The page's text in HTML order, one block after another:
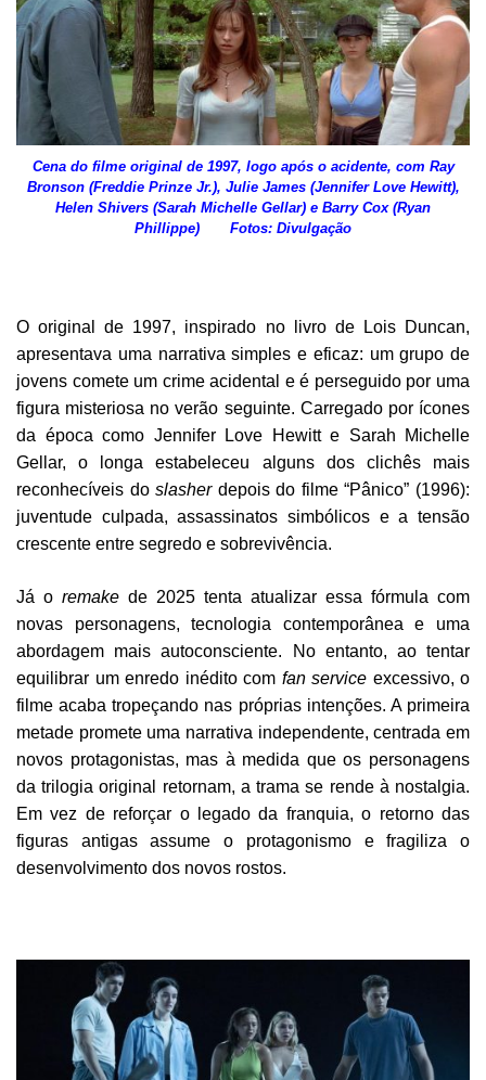
Cena do filme original de 1997, logo após o acidente, com Ray
Bronson (Freddie Prinze Jr.), Julie James (Jennifer Love Hewitt),
Helen Shivers (Sarah Michelle Gellar) e Barry Cox (Ryan
Phillippe) Fotos: Divulgação
O original de 1997, inspirado no livro de Lois Duncan,
apresentava uma narrativa simples e eficaz: um grupo de
jovens comete um crime acidental e é perseguido por uma
figura misteriosa no verão seguinte. Carregado por ícones
da época como Jennifer Love Hewitt e Sarah Michelle
Gellar, o longa estabeleceu alguns dos clichês mais
reconhecíveis doslasherdepois do filme “Pânico” (1996):
juventude culpada, assassinatos simbólicos e a tensão
crescente entre segredo e sobrevivência.
Já o remake de 2025 tenta atualizar essa fórmula com
novas personagens, tecnologia contemporânea e uma
abordagem mais autoconsciente. No entanto, ao tentar
equilibrar um enredo inédito com fan service excessivo, o
filme acaba tropeçando nas próprias intenções. A primeira
metade promete uma narrativa independente, centrada em
novos protagonistas, mas à medida que os personagens
da trilogia original retornam, a trama se rende à nostalgia.
Em vez de reforçar o legado da franquia, o retorno das
figuras antigas assume o protagonismo e fragiliza o
desenvolvimento dos novos rostos.